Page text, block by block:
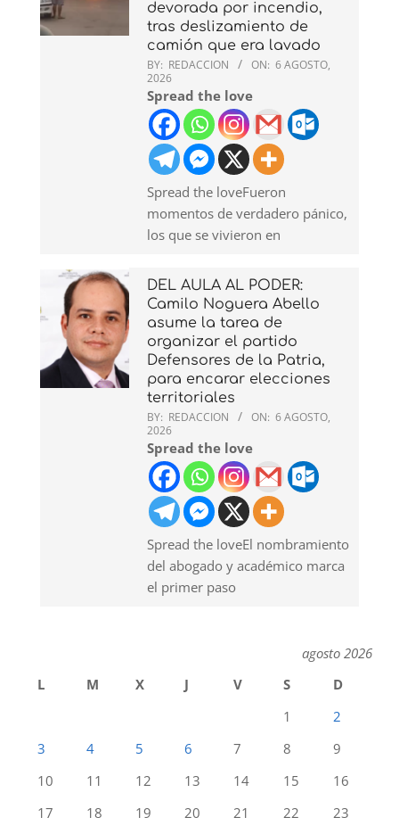
devorada por incendio,
tras deslizamiento de
camión que era lavado
BY: REDACCION ON: 6 AGOSTO,
2026
Spread the love
Spread the loveFueron
momentos de verdadero pánico,
los que se vivieron en
DEL AULA AL PODER:
Camilo Noguera Abello
asume la tarea de
organizar el partido
Defensores de la Patria,
para encarar elecciones
territoriales
BY: REDACCION ON: 6 AGOSTO,
2026
Spread the love
Spread the loveEl nombramiento
del abogado y académico marca
el primer paso
agosto 2026
L
M X J V S
D
1
2
3
4 5 6 7 8
9
10
11 12 13 14 15
16
17
18 19 20 21 22
23